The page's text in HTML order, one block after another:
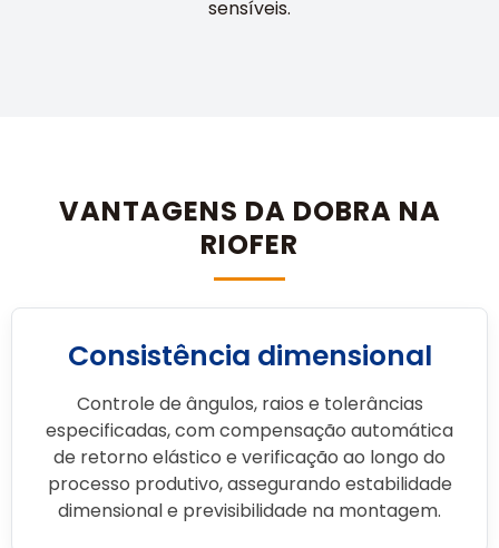
sensíveis.
VANTAGENS DA DOBRA NA
RIOFER
Consistência dimensional
Controle de ângulos, raios e tolerâncias
especificadas, com compensação automática
de retorno elástico e verificação ao longo do
processo produtivo, assegurando estabilidade
dimensional e previsibilidade na montagem.